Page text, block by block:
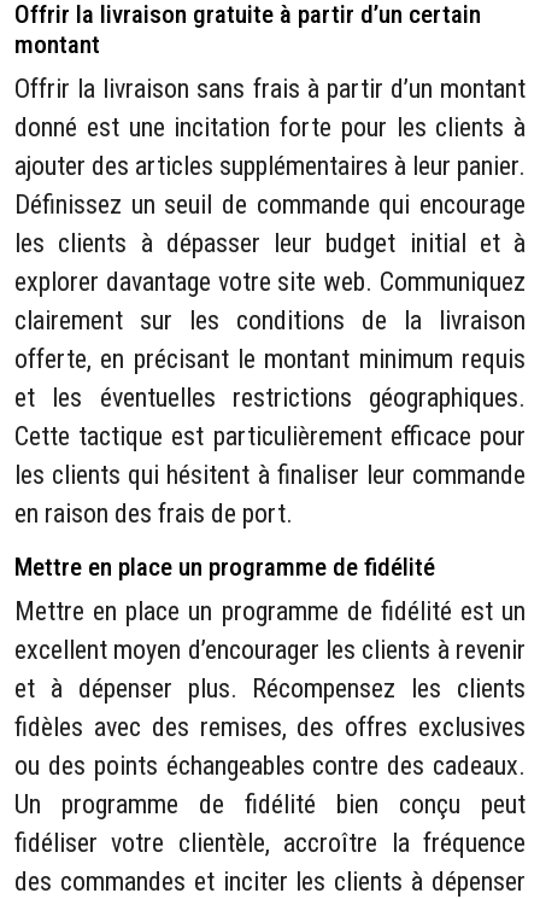
Offrir la livraison gratuite à partir d’un certain
montant
Offrir la livraison sans frais à partir d’un montant
donné est une incitation forte pour les clients à
ajouter des articles supplémentaires à leur panier.
Définissez un seuil de commande qui encourage
les clients à dépasser leur budget initial et à
explorer davantage votre site web. Communiquez
clairement sur les conditions de la livraison
offerte, en précisant le montant minimum requis
et les éventuelles restrictions géographiques.
Cette tactique est particulièrement efficace pour
les clients qui hésitent à finaliser leur commande
en raison des frais de port.
Mettre en place un programme de fidélité
Mettre en place un programme de fidélité est un
excellent moyen d’encourager les clients à revenir
et à dépenser plus. Récompensez les clients
fidèles avec des remises, des offres exclusives
ou des points échangeables contre des cadeaux.
Un programme de fidélité bien conçu peut
fidéliser votre clientèle, accroître la fréquence
des commandes et inciter les clients à dépenser